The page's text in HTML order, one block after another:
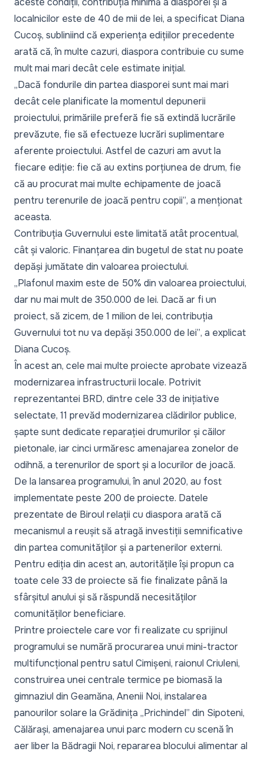
localnicilor este de 40 de mii de lei, a specificat Diana
Cucoș, subliniind că experiența edițiilor precedente
arată că, în multe cazuri, diaspora contribuie cu sume
mult mai mari decât cele estimate inițial.
„Dacă fondurile din partea diasporei sunt mai mari
decât cele planificate la momentul depunerii
proiectului, primăriile preferă fie să extindă lucrările
prevăzute, fie să efectueze lucrări suplimentare
aferente proiectului. Astfel de cazuri am avut la
fiecare ediție: fie că au extins porțiunea de drum, fie
că au procurat mai multe echipamente de joacă
pentru terenurile de joacă pentru copii”, a menționat
aceasta.
Contribuția Guvernului este limitată atât procentual,
cât și valoric. Finanțarea din bugetul de stat nu poate
depăși jumătate din valoarea proiectului.
„Plafonul maxim este de 50% din valoarea proiectului,
dar nu mai mult de 350.000 de lei. Dacă ar fi un
proiect, să zicem, de 1 milion de lei, contribuția
Guvernului tot nu va depăși 350.000 de lei”, a explicat
Diana Cucoș.
În acest an, cele mai multe proiecte aprobate vizează
modernizarea infrastructurii locale. Potrivit
reprezentantei BRD, dintre cele 33 de inițiative
selectate, 11 prevăd modernizarea clădirilor publice,
șapte sunt dedicate reparației drumurilor și căilor
pietonale, iar cinci urmăresc amenajarea zonelor de
odihnă, a terenurilor de sport și a locurilor de joacă.
De la lansarea programului, în anul 2020, au fost
implementate peste 200 de proiecte. Datele
prezentate de Biroul relații cu diaspora arată că
mecanismul a reușit să atragă investiții semnificative
din partea comunităților și a partenerilor externi.
Pentru ediția din acest an, autoritățile își propun ca
toate cele 33 de proiecte să fie finalizate până la
sfârșitul anului și să răspundă necesităților
comunităților beneficiare.
Printre proiectele care vor fi realizate cu sprijinul
programului se numără procurarea unui mini-tractor
multifuncțional pentru satul Cimișeni, raionul Criuleni,
construirea unei centrale termice pe biomasă la
gimnaziul din Geamăna, Anenii Noi, instalarea
panourilor solare la Grădinița „Prichindel” din Sipoteni,
Călărași, amenajarea unui parc modern cu scenă în
aer liber la Bădragii Noi, repararea blocului alimentar al